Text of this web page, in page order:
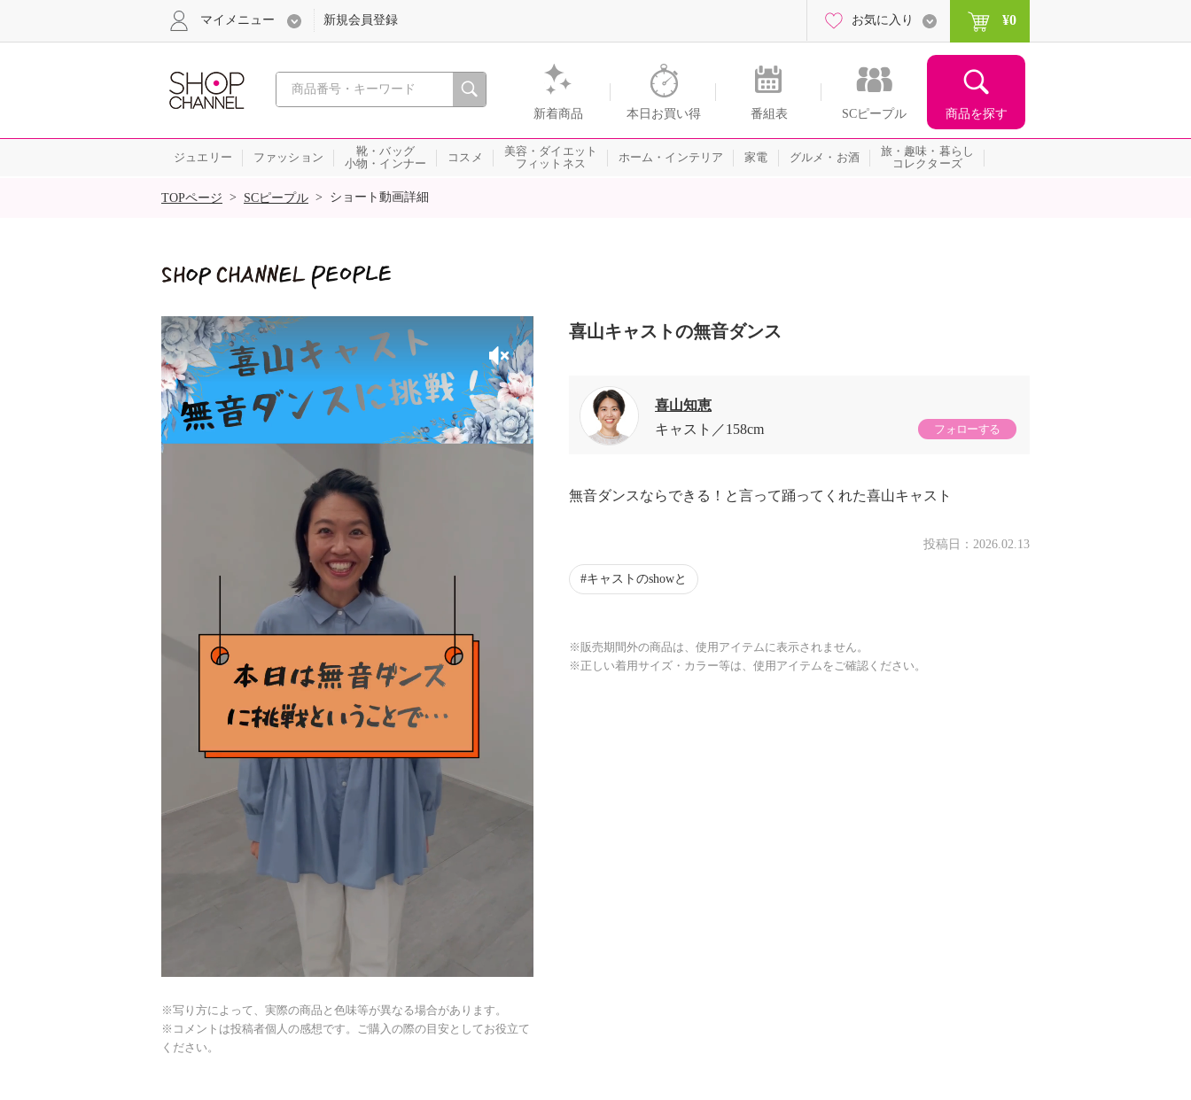
心おどる、瞬間を。通販・テレビショッピングのショップチャンネル
新着商品 本日お買い得 番組表 SCピープル 商品を探す
マイメニュー 新規会員登録 お気に入り ¥0
ジュエリー ファッション
靴・バッグ
小物・インナー
コスメ
美容・ダイエット
フィットネス
ホーム・インテリア 家電 グルメ・お酒
旅・趣味・暮らし
コレクターズ
SALE
TOPページ > SCピープル > ショート動画詳細
※写り方によって、実際の商品と色味等が異なる場合があります。
※コメントは投稿者個人の感想です。ご購入の際の目安としてお役立て
ください。
喜山キャストの無音ダンス
喜山知恵
キャスト
158cm フォローする
無音ダンスならできる！と言って踊ってくれた喜山キャスト
投稿日： 2026.02.13
キャストのshowと
※販売期間外の商品は、使用アイテムに表示されません。
※正しい着用サイズ・カラー等は、使用アイテムをご確認ください。